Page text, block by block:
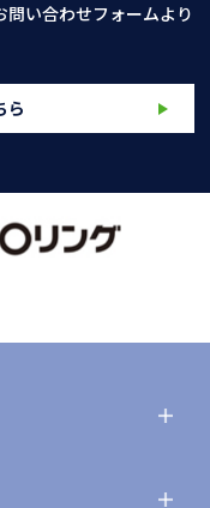
い合わせフォームより
ら